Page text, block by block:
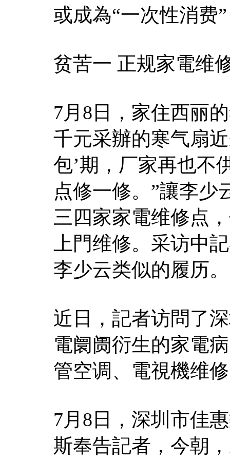
或成為“一次性消费
贫苦一 正规家電维
7月8日，家住西丽
千元采辦的寒气扇
包’期，厂家再也不
点修一修。”讓李少
三四家家電维修点
上門维修。采访中
李少云类似的履历。
近日，記者访問了
電阛阓衍生的家電
管空调、電視機维
7月8日，深圳市佳
斯奉告記者，今朝